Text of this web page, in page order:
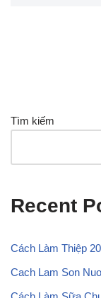
Tìm kiếm
Recent
Cách Làm Thiệp
Cach Lam Son